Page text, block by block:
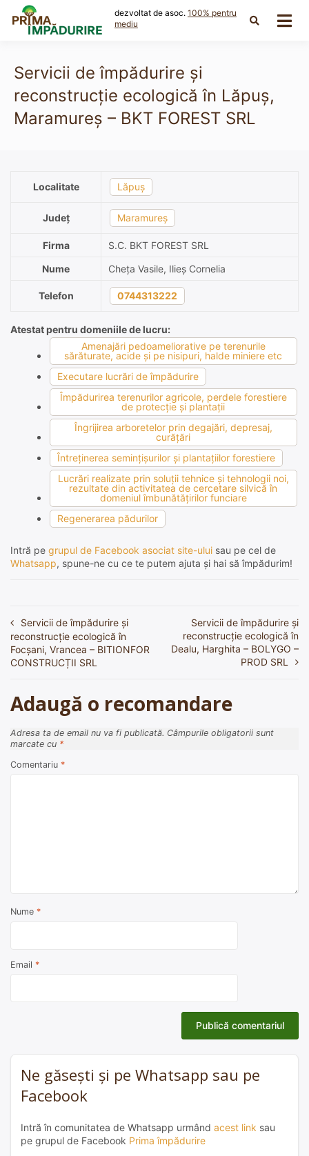
content
dezvoltat de asoc. 100% pentru
mediu
Servicii de împădurire și
reconstrucție ecologică în Lăpuș,
Maramureș – BKT FOREST SRL
Localitate Lăpuș
Județ Maramureș
Firma
S.C. BKT FOREST SRL
Nume
Cheța Vasile, Ilieș Cornelia
Telefon 0744313222
Atestat pentru domeniile de lucru:
Amenajări pedoameliorative pe terenurile
sărăturate, acide şi pe nisipuri, halde miniere etc
Executare lucrări de împădurire
Împădurirea terenurilor agricole, perdele forestiere
de protecţie şi plantaţii
Îngrijirea arboretelor prin degajări, depresaj,
curăţări
Întreţinerea seminţişurilor şi plantaţiilor forestiere
Lucrări realizate prin soluţii tehnice şi tehnologii noi,
rezultate din activitatea de cercetare silvică în
domeniul îmbunătăţirilor funciare
Regenerarea pădurilor
Intră pe grupul de Facebook asociat site-ului sau pe cel de
Whatsapp, spune-ne cu ce te putem ajuta și hai să împădurim!
Navigare
în
articole
Servicii de împădurire și
reconstrucție ecologică în
Focșani, Vrancea – BITIONFOR
CONSTRUCȚII SRL
Servicii de împădurire și
reconstrucție ecologică în
Dealu, Harghita – BOLYGO –
PROD SRL
Adaugă o recomandare
Adresa ta de email nu va fi publicată. Câmpurile obligatorii sunt
marcate cu *
Comentariu *
Nume *
Email *
Ne găsești și pe Whatsapp sau pe
Facebook
Intră în comunitatea de Whatsapp urmând acest link sau
pe grupul de Facebook Prima împădurire